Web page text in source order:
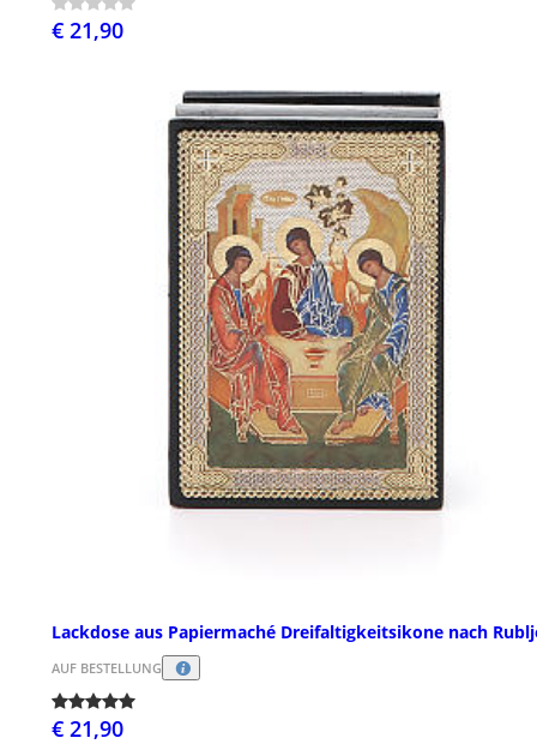
€ 21,90
Lackdose aus Papiermaché Dreifaltigkeitsikone nach
AUF BESTELLUNG
€ 21,90